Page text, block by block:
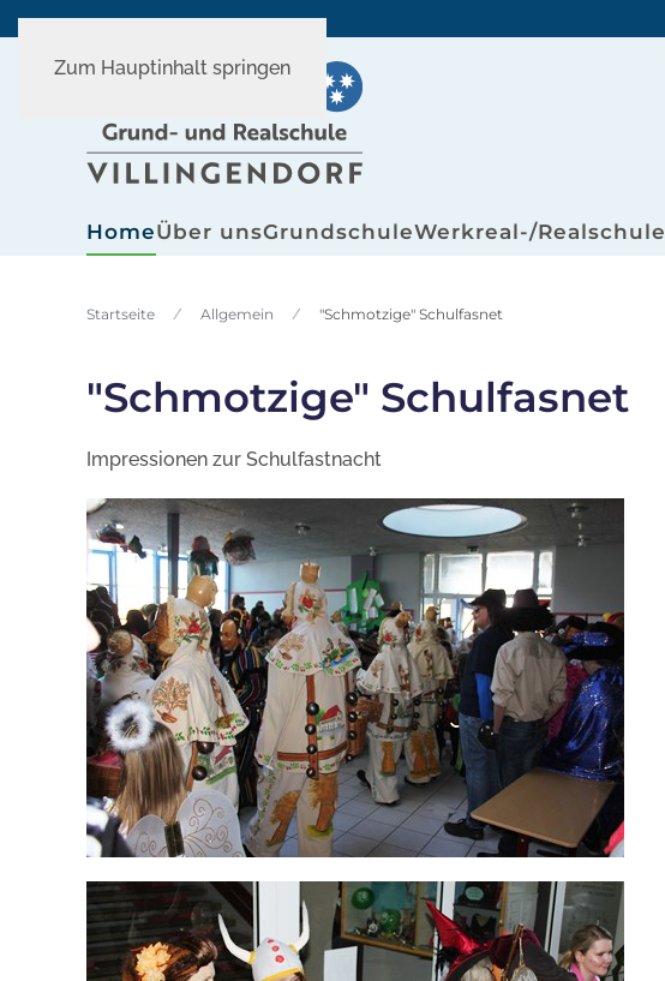
Zum Hauptinhalt springen
HomeÜber unsGrundschuleWerkreal-/Realschule
Startseite Allgemein "Schmotzige" Schulfasnet
"Schmotzige" Schulfasnet
Impressionen zur Schulfastnacht